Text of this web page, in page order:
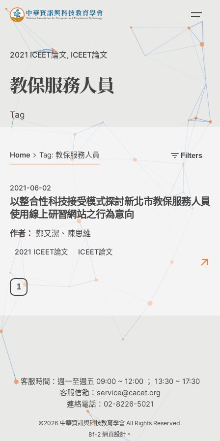
Skip
content
2021 ICEET論文 ICEET論文
教保服務人員
Tag
Home Tag: 教保服務人員 Filters
2021-06-02
以整合性科技接受模式探討新北市教保服務人員
使用線上研習網站之行為意向
作者： 鄭又潔、陳思維
2021 ICEET論文 ICEET論文
1
客服時間：週一至週五 09:00 ~ 12:00 ； 13:30 ~ 17:30
客服信箱： service@cacet.org
連絡電話： 02-8226-5021
©2026 中華資訊與科技教育學會 All Rights Reserved.
8f-2 網頁設計。